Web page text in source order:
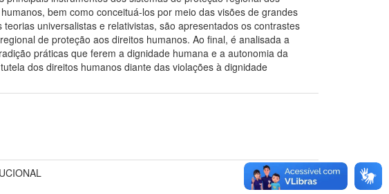
bem como conceituá-los por meio das visões de grandes
universalistas e relativistas, são apresentados os contrastes
de proteção aos direitos humanos. Ao final, é analisada a
práticas que ferem a dignidade humana e a autonomia da
dos direitos humanos diante das violações à dignidade